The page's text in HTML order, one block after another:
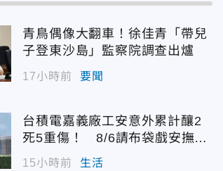
青鳥偶像大翻車！徐佳青「帶兒
子登東沙島」監察院調查出爐
17小時前 要聞
台積電嘉義廠工安意外累計釀2
死5重傷！ 8/6請布袋戲安撫好
兄弟
15小時前 生活